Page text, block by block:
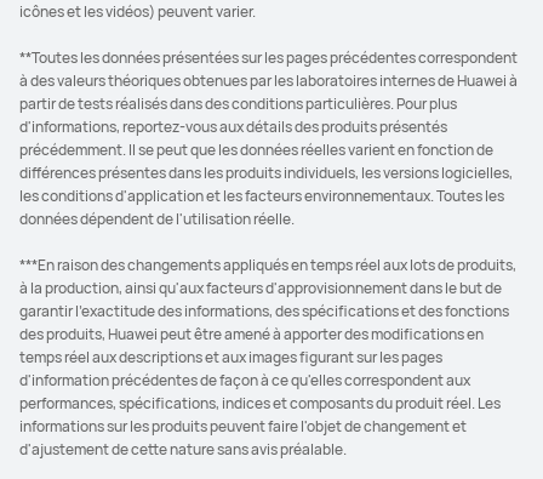
icônes et les vidéos) peuvent varier.
**Toutes les données présentées sur les pages précédentes correspondent
à des valeurs théoriques obtenues par les laboratoires internes de Huawei à
partir de tests réalisés dans des conditions particulières. Pour plus
d'informations, reportez-vous aux détails des produits présentés
précédemment. Il se peut que les données réelles varient en fonction de
différences présentes dans les produits individuels, les versions logicielles,
les conditions d'application et les facteurs environnementaux. Toutes les
données dépendent de l'utilisation réelle.
***En raison des changements appliqués en temps réel aux lots de produits,
à la production, ainsi qu'aux facteurs d'approvisionnement dans le but de
garantir l'exactitude des informations, des spécifications et des fonctions
des produits, Huawei peut être amené à apporter des modifications en
temps réel aux descriptions et aux images figurant sur les pages
d'information précédentes de façon à ce qu'elles correspondent aux
performances, spécifications, indices et composants du produit réel. Les
informations sur les produits peuvent faire l'objet de changement et
d'ajustement de cette nature sans avis préalable.